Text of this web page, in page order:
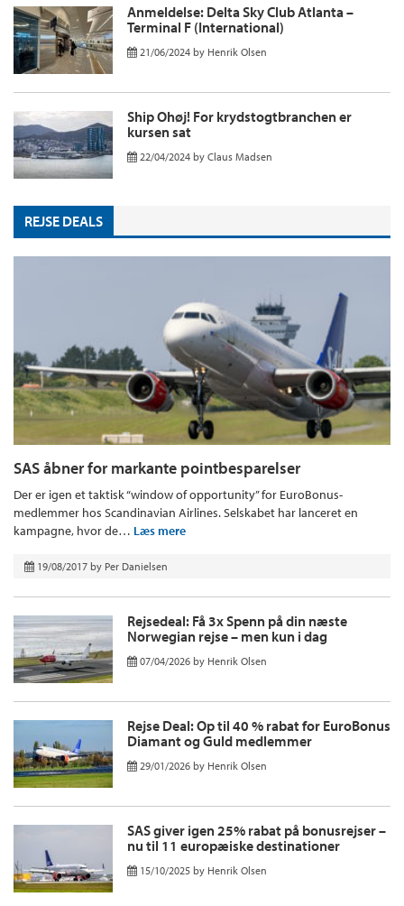
Anmeldelse: Delta Sky Club Atlanta –
Terminal F (International)
21/06/2024 by Henrik Olsen
Ship Ohøj! For krydstogtbranchen er
kursen sat
22/04/2024 by Claus Madsen
REJSE DEALS
SAS åbner for markante pointbesparelser
Der er igen et taktisk “window of opportunity” for EuroBonus-
medlemmer hos Scandinavian Airlines. Selskabet har lanceret en
kampagne, hvor de… Læs mere
19/08/2017 by Per Danielsen
Rejsedeal: Få 3x Spenn på din næste
Norwegian rejse – men kun i dag
07/04/2026 by Henrik Olsen
Rejse Deal: Op til 40 % rabat for EuroBonus
Diamant og Guld medlemmer
29/01/2026 by Henrik Olsen
SAS giver igen 25% rabat på bonusrejser –
nu til 11 europæiske destinationer
15/10/2025 by Henrik Olsen